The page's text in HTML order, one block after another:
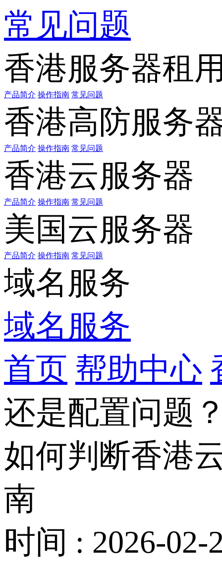
常见问题
香港服务器租
产品简介 操作指南 常见问题
香港高防服务
产品简介 操作指南 常见问题
香港云服务器
产品简介 操作指南 常见问题
美国云服务器
产品简介 操作指南 常见问题
域名服务
域名服务
首页 帮助中心
还是配置问题
如何判断香港
南
时间 : 2026-02-